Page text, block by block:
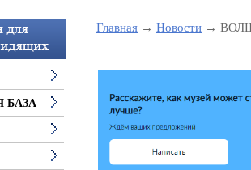
Главная Новости
БАЗА